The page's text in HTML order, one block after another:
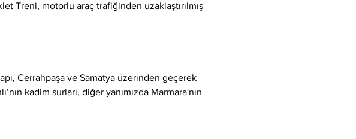
Treni, motorlu araç trafiğinden uzaklaştırılmış
Cerrahpaşa ve Samatya üzerinden geçerek
kadim surları, diğer yanımızda Marmara'nın